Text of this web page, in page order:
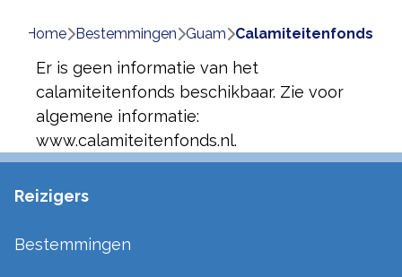
Home bestemmingen guam calamiteitenfonds
Er is geen informatie van het
calamiteitenfonds beschikbaar. Zie voor
algemene informatie:
www.calamiteitenfonds.nl.
Reizigers
Bestemmingen